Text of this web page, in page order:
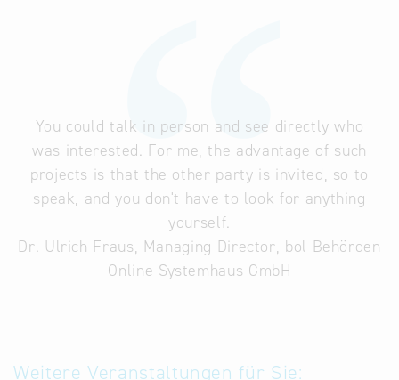
You could talk in person and see directly who
was interested. For me, the advantage of such
projects is that the other party is invited, so to
speak, and you don't have to look for anything
yourself.
Dr. Ulrich Fraus, Managing Director, bol Behörden
Online Systemhaus GmbH
Weitere Veranstaltungen für Sie: